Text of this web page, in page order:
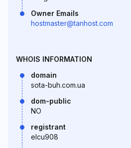
Owner Emails
hostmaster@tanhost.com
WHOIS INFORMATION
domain
sota-buh.com.ua
dom-public
NO
registrant
elcu908